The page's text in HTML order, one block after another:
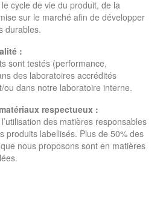
cycle de vie du produit, de la
sur le marché afin de développer
durables.
:
sont testés (performance,
des laboratoires accrédités
ou dans notre laboratoire interne.
respectueux :
des matières responsables
produits labellisés. Plus de 50% des
nous proposons sont en matières